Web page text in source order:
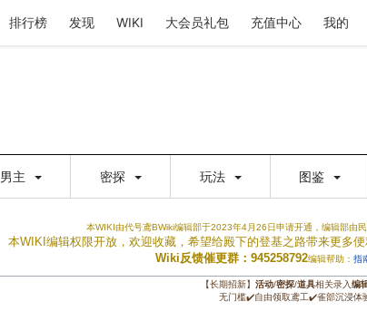
排行榜 发现 WIKI 大会员礼包 充值中心 我的
男主 密探 玩法 图鉴
本WIKI由代号鸢BWiki编辑部于2023年4月26日申请开通，编辑部由
本WIKI编辑权限开放，欢迎收藏，希望给殿下的登基之路带来更多
Wiki反馈催更群：945258792编辑帮助： 指
【长期招新】 活动/密探/道具相关录入编
无门槛✔️自由领取鸢工✔️雀部沉浸体